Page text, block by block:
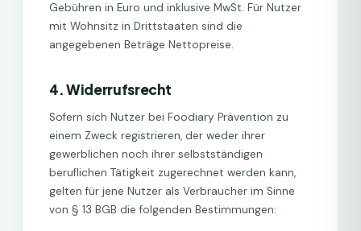
Gebühren in Euro und inklusive MwSt. Für Nutzer
mit Wohnsitz in Drittstaaten sind die
angegebenen Beträge Nettopreise.
4. Widerrufsrecht
Sofern sich Nutzer bei Foodiary Prävention zu
einem Zweck registrieren, der weder ihrer
gewerblichen noch ihrer selbstständigen
beruflichen Tätigkeit zugerechnet werden kann,
gelten für jene Nutzer als Verbraucher im Sinne
von § 13 BGB die folgenden Bestimmungen: